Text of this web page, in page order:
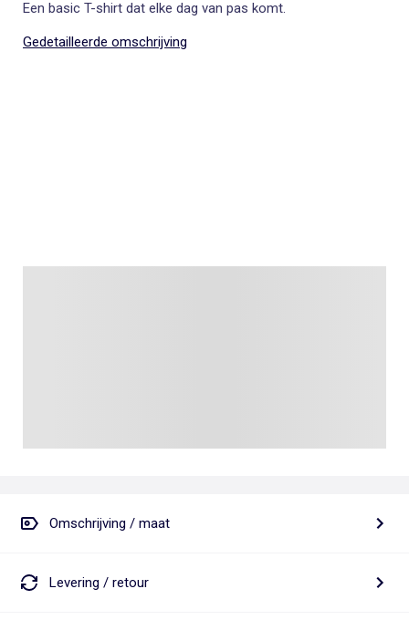
Een basic T-shirt dat elke dag van pas komt.
Gedetailleerde omschrijving
Omschrijving / maat
Levering / retour